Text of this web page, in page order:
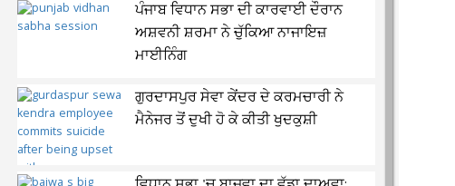
ਪੰਜਾਬ ਵਿਧਾਨ ਸਭਾ ਦੀ ਕਾਰਵਾਈ ਦੌਰਾਨ
ਅਸ਼ਵਨੀ ਸ਼ਰਮਾ ਨੇ ਚੁੱਕਿਆ ਨਾਜਾਇਜ਼
ਮਾਈਨਿੰਗ
ਗੁਰਦਾਸਪੁਰ ਸੇਵਾ ਕੇਂਦਰ ਦੇ ਕਰਮਚਾਰੀ ਨੇ
ਮੈਨੇਜਰ ਤੋਂ ਦੁਖੀ ਹੋ ਕੇ ਕੀਤੀ ਖੁਦਕੁਸ਼ੀ